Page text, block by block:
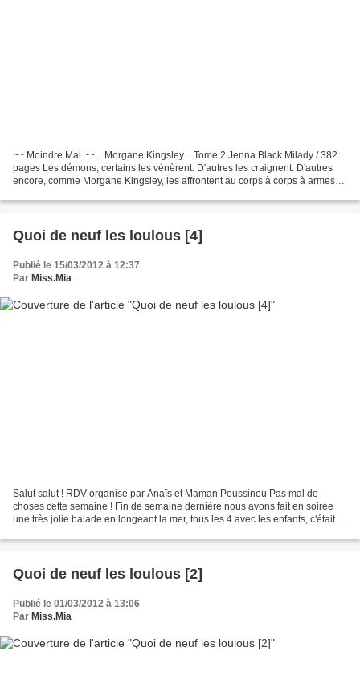
~~ Moindre Mal ~~ .. Morgane Kingsley .. Tome 2 Jenna Black Milady / 382
pages Les démons, certains les vénèrent. D'autres les craignent. D'autres
encore, comme Morgane Kingsley, les affrontent au corps à corps à armes
Quoi de neuf les loulous [4]
Publié le 15/03/2012 à 12:37
Par Miss.Mia
Salut salut ! RDV organisé par Anaïs et Maman Poussinou Pas mal de
choses cette semaine ! Fin de semaine dernière nous avons fait en soirée
une très jolie balade en longeant la mer, tous les 4 avec les enfants, c'était
Quoi de neuf les loulous [2]
Publié le 01/03/2012 à 13:06
Par Miss.Mia